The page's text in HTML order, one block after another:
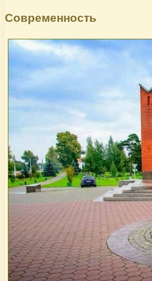
Современность